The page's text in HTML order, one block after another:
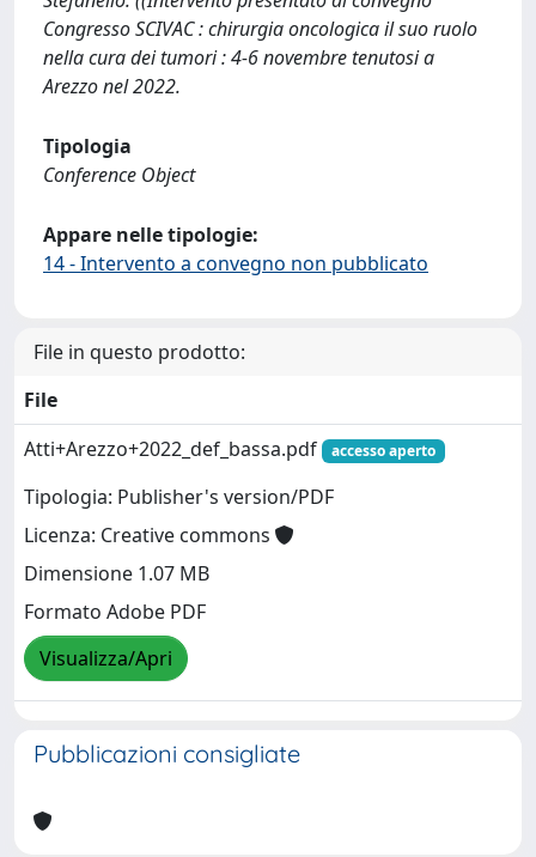
Congresso SCIVAC : chirurgia oncologica il suo ruolo
nella cura dei tumori : 4-6 novembre tenutosi a
Arezzo nel 2022.
Tipologia
Conference Object
Appare nelle tipologie:
14 - Intervento a convegno non pubblicato
File in questo prodotto:
File
Atti+Arezzo+2022_def_bassa.pdf
accesso aperto
Tipologia: Publisher's version/PDF
Licenza: Creative commons
Dimensione 1.07 MB
Formato Adobe PDF
Visualizza/Apri
Pubblicazioni consigliate